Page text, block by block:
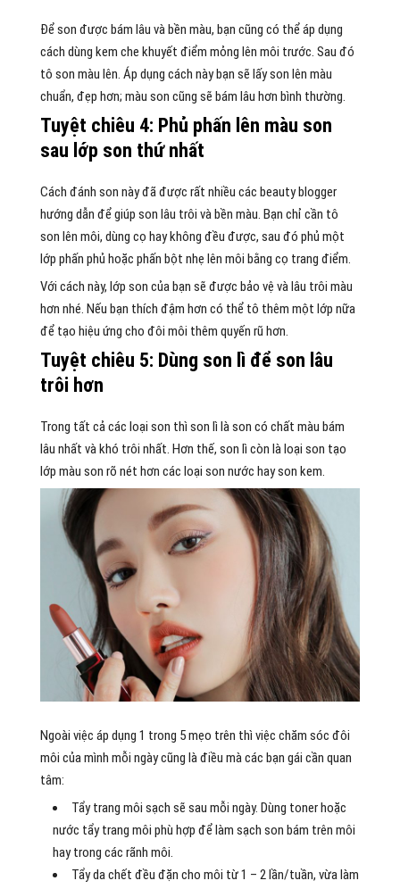
Để son được bám lâu và bền màu, bạn cũng có thể áp dụng
cách dùng kem che khuyết điểm mỏng lên môi trước. Sau đó
tô son màu lên. Áp dụng cách này bạn sẽ lấy son lên màu
chuẩn, đẹp hơn; màu son cũng sẽ bám lâu hơn bình thường.
Tuyệt chiêu 4: Phủ phấn lên màu son
sau lớp son thứ nhất
Cách đánh son này đã được rất nhiều các beauty blogger
hướng dẫn để giúp son lâu trôi và bền màu. Bạn chỉ cần tô
son lên môi, dùng cọ hay không đều được, sau đó phủ một
lớp phấn phủ hoặc phấn bột nhẹ lên môi bằng cọ trang điểm.
Với cách này, lớp son của bạn sẽ được bảo vệ và lâu trôi màu
hơn nhé. Nếu bạn thích đậm hơn có thể tô thêm một lớp nữa
để tạo hiệu ứng cho đôi môi thêm quyến rũ hơn.
Tuyệt chiêu 5: Dùng son lì để son lâu
trôi hơn
Trong tất cả các loại son thì son lì là son có chất màu bám
lâu nhất và khó trôi nhất. Hơn thế, son lì còn là loại son tạo
lớp màu son rõ nét hơn các loại son nước hay son kem.
Ngoài việc áp dụng 1 trong 5 mẹo trên thì việc chăm sóc đôi
môi của mình mỗi ngày cũng là điều mà các bạn gái cần quan
tâm:
Tẩy trang môi sạch sẽ sau mỗi ngày. Dùng toner hoặc
nước tẩy trang môi phù hợp để làm sạch son bám trên môi
hay trong các rãnh môi.
Tẩy da chết đều đặn cho môi từ 1 – 2 lần/tuần, vừa làm